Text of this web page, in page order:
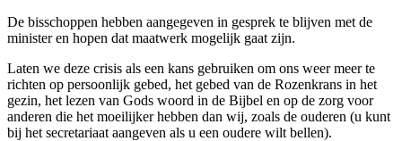
De bisschoppen hebben aangegeven in gesprek te blijven met de
minister en hopen dat maatwerk mogelijk gaat zijn.
Laten we deze crisis als een kans gebruiken om ons weer meer te
richten op persoonlijk gebed, het gebed van de Rozenkrans in het
gezin, het lezen van Gods woord in de Bijbel en op de zorg voor
anderen die het moeilijker hebben dan wij, zoals de ouderen (u kunt
bij het secretariaat aangeven als u een oudere wilt bellen).